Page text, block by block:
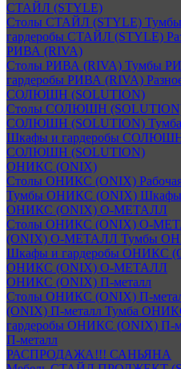
СТАЙЛ (STYLE)
Столы СТАЙЛ (STYLE)
гардеробы СТАЙЛ (STYLE)
РИВА (RIVA)
Столы РИВА (RIVA) Тумбы
гардеробы РИВА (RIVA)
СОЛЮШН (SOLUTION)
Столы СОЛЮШН
СОЛЮШН (SOLUTION)
Шкафы и гардеробы
СОЛЮШН (SOLUTION)
ОНИКС (ONIX)
Столы ОНИКС (ONIX)
Тумбы ОНИКС (ONIX) Шкафы
ОНИКС (ONIX) O-МЕТАЛЛ
Столы ОНИКС (ONIX) O-
(ONIX) O-МЕТАЛЛ Тумбы
Шкафы и гардеробы ОНИКС
ОНИКС (ONIX) O-МЕТАЛЛ
ОНИКС (ONIX) П-металл
Столы ОНИКС (ONIX) П-
(ONIX) П-металл Тумба
гардеробы ОНИКС (ONIX) П-
П-металл
РАСПРОДАЖА!!! САНЬЯНА